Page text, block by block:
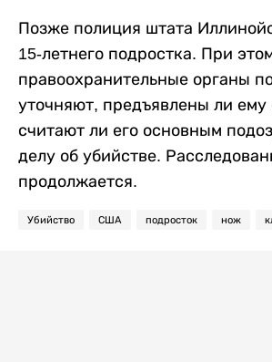
Позже полиция штата
15-летнего подростка. При
правоохранительные органы
уточняют, предъявлены ли ему
считают ли его основным
делу об убийстве.
продолжается.
Убийство США подросток нож